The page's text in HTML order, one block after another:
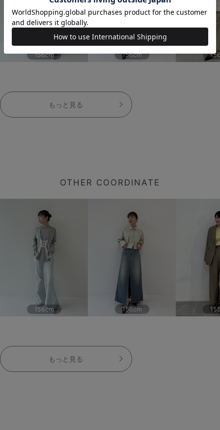
156cm 156cm
もっと見る
OTHER COORDINATE
156cm 156cm
もっと見る